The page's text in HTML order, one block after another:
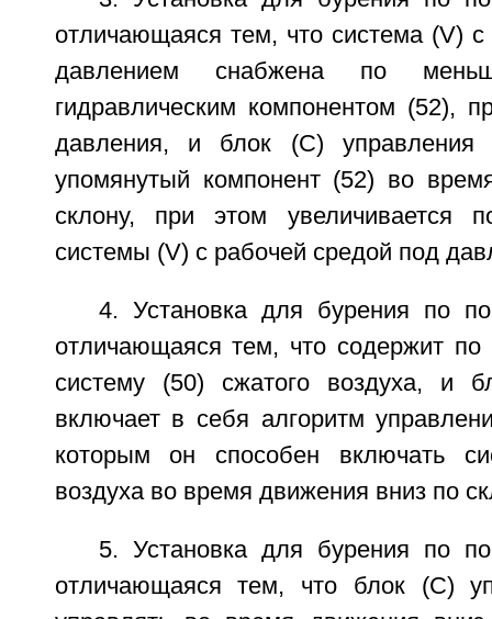
отличающаяся тем, что система (V)
давлением снабжена по
гидравлическим компонентом (52),
давления, и блок (C) управления
упомянутый компонент (52) во
склону, при этом увеличивается
системы (V) с рабочей средой под
4. Установка для бурения по
отличающаяся тем, что содержит
систему (50) сжатого воздуха, и
включает в себя алгоритм
которым он способен включать
воздуха во время движения вниз по
5. Установка для бурения по
отличающаяся тем, что блок (C)